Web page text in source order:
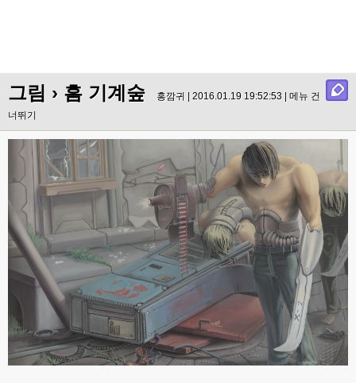
그림 › 흠 기계숲 홍깜귀 | 2016.01.19 19:52:53 | 메뉴 건
너뛰기